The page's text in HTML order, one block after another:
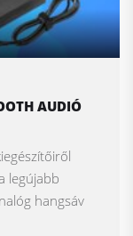
AUDIÓ
legújabb
hangsáv